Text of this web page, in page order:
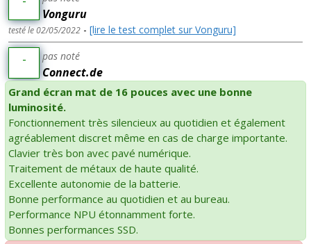
Vonguru
testé le 02/05/2022 - [lire le test complet sur Vonguru]
- pas noté
Connect.de
Grand écran mat de 16 pouces avec une bonne
luminosité.
Fonctionnement très silencieux au quotidien et également
agréablement discret même en cas de charge importante.
Clavier très bon avec pavé numérique.
Traitement de métaux de haute qualité.
Excellente autonomie de la batterie.
Bonne performance au quotidien et au bureau.
Performance NPU étonnamment forte.
Bonnes performances SSD.